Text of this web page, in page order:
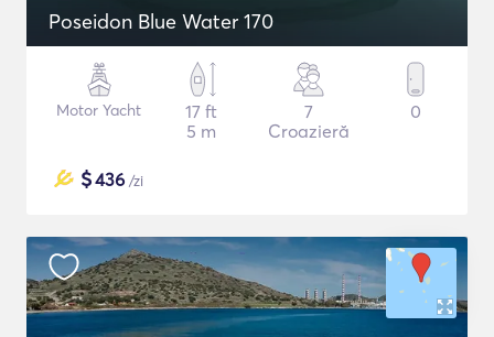
Poseidon Blue Water 170
Motor Yacht
17 ft
5 m
7
Croazieră
0
$436 /zi